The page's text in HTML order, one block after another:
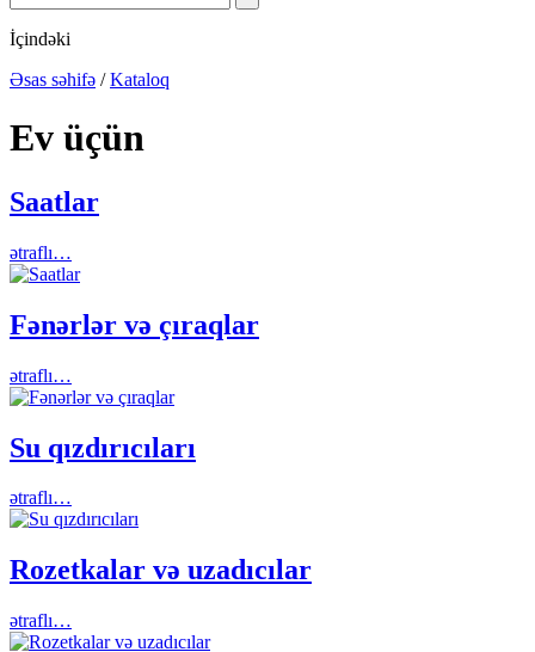
İçindəki
Əsas səhifə /Kataloq
Ev üçün
Saatlar
ətraflı…
Fənərlər və çıraqlar
ətraflı…
Su qızdırıcıları
ətraflı…
Rozetkalar və uzadıcılar
ətraflı…